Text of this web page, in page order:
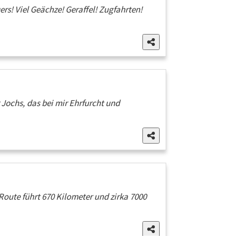
Viel Geächze! Geraffel! Zugfahrten!
das bei mir Ehrfurcht und
führt 670 Kilometer und zirka 7000